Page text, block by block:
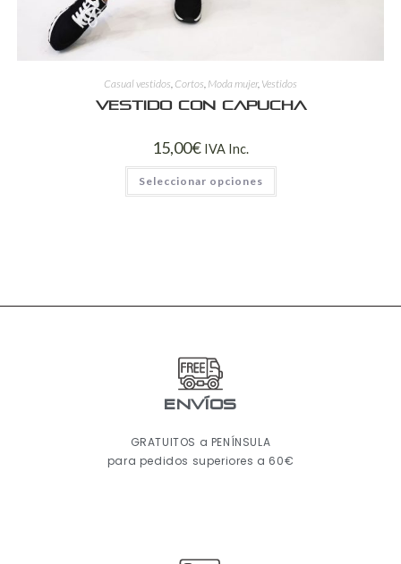
Casual vestidos Cortos Moda mujer, Vestidos
Vestido con capucha
15,00€ IVA Inc.
Seleccionar opciones
ENVÍOS
GRATUITOS a PENÍNSULA
para pedidos superiores a 60€